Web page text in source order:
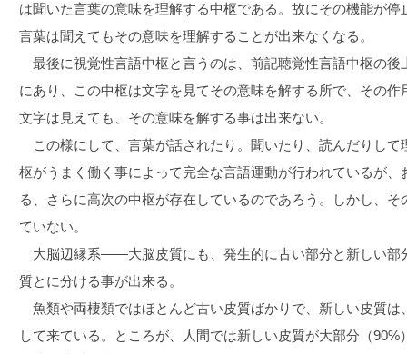
は聞いた言葉の意味を理解する中枢である。故にその機能が
言葉は聞えてもその意味を理解することが出来なくなる。
最後に視覚性言語中枢と言うのは、前記聴覚性言語中枢の後
にあり、この中枢は文字を見てその意味を解する所で、その
文字は見えても、その意味を解する事は出来ない。
この様にして、言葉が話されたり。聞いたり、読んだりして
枢がうまく働く事によって完全な言語運動が行われているが
る、さらに高次の中枢が存在しているのであろう。しかし、
ていない。
大脳辺縁系――大脳皮質にも、発生的に古い部分と新しい部
質とに分ける事が出来る。
魚類や両棲類ではほとんど古い皮質ばかりで、新しい皮質は
して来ている。ところが、人間では新しい皮質が大部分（